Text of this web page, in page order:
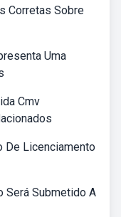
Corretas Sobre
Uma
Cmv
De Licenciamento
Será Submetido A